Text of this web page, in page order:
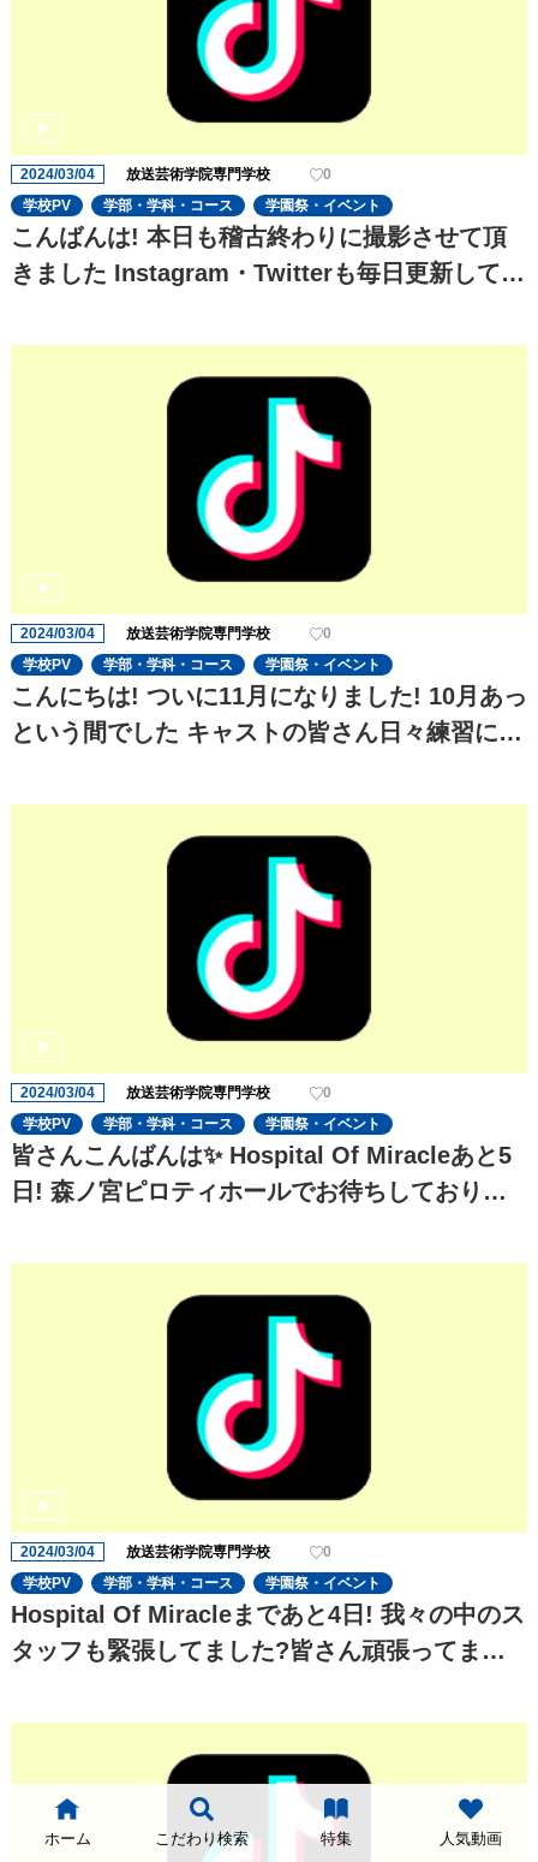
2024/03/04 放送芸術学院専門学校
0
学校PV
学部・学科・コース 学園祭・イベント
こんばんは! 本日も稽古終わりに撮影させて頂
きました Instagram・Twitterも毎日更新してお
2024/03/04 放送芸術学院専門学校
0
学校PV
学部・学科・コース 学園祭・イベント
こんにちは! ついに11月になりました! 10月あっ
という間でした キャストの皆さん日々練習に一
2024/03/04 放送芸術学院専門学校
0
学校PV
学部・学科・コース 学園祭・イベント
皆さんこんばんは✨ Hospital Of Miracleあと5
日! 森ノ宮ピロティホールでお待ちしておりま
2024/03/04 放送芸術学院専門学校
0
学校PV
学部・学科・コース 学園祭・イベント
Hospital Of Miracleまであと4日! 我々の中のス
タッフも緊張してました?皆さん頑張ってます
ホーム こだわり検索 特集 人気動画